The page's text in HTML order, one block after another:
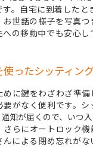
。自宅に到着したと
世話の様子を写真つ
への移動中でも安心し
ったシッティン
めに鍵をわざわざ準備
要がなく便利です。
知が届くので、いつ入
らにオートロック機
んによる閉め忘れがな